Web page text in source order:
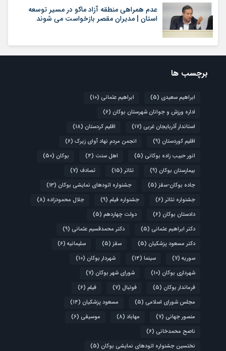
عدم همراهی منطقه آزاد ماکو در مسیر توسعه
استان | مدیران مقصر بازخواست می شوند
برچسب ها
ابراهیم سعیدی (5) ابراهیم عثمانی (10)
اداره ورزش و جوانان شهرستان بوکان (6)
استاندار آذربایجان غربی (17) اقلیم کردستان (18)
اقلیم کوردستان (9) انجمن مردم نهاد آوای زیرک (6)
انور حبیب زاده بوکانی (5) اهل سنت (4) بوکان (50)
بیمارستان بوکان (9) تئاتر (15) تصادف (7)
جاده بوکان-سقز (5) جشنواره اتودهای نمایشی بوکان (13)
جشنواره تئاتر (6) جشنواره فیلم (9) جلال محمودزاده (8)
دادستان بوکان (6) دولت چهاردهم (5)
دکتر ابراهیم عثمانی (5) دکتر محمدقسیم عثمانی (9)
دکتر مسعود پزشکیان (5) سقز (5) سلیمانیه (6)
سوریه (7) سینما (14) شهردار بوکان (10)
شهرداری بوکان (10) شورای شهر بوکان (7)
فرماندار بوکان (5) فوتبال (7) فیلم (6)
مجلس شورای اسلامی (5) مسعود پزشکیان (14)
منصور جهانی (7) مهاباد (8) موسیقی (6)
ناصح محمدخانی (6)
نختسین جشنواره اتودهای نمایشی بوکان (5)